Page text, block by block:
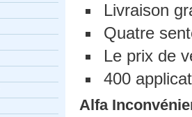
Livraison
Quatre
Le prix de
400
Alfa